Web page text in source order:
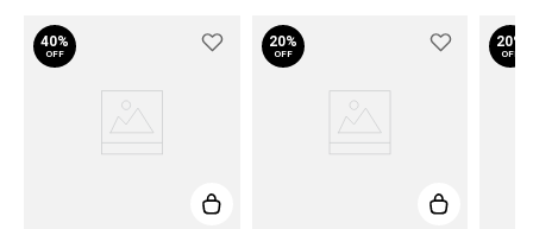
40%
OFF
20%
OFF
20%
OFF